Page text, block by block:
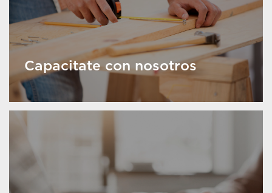
Capacitate con nosotros